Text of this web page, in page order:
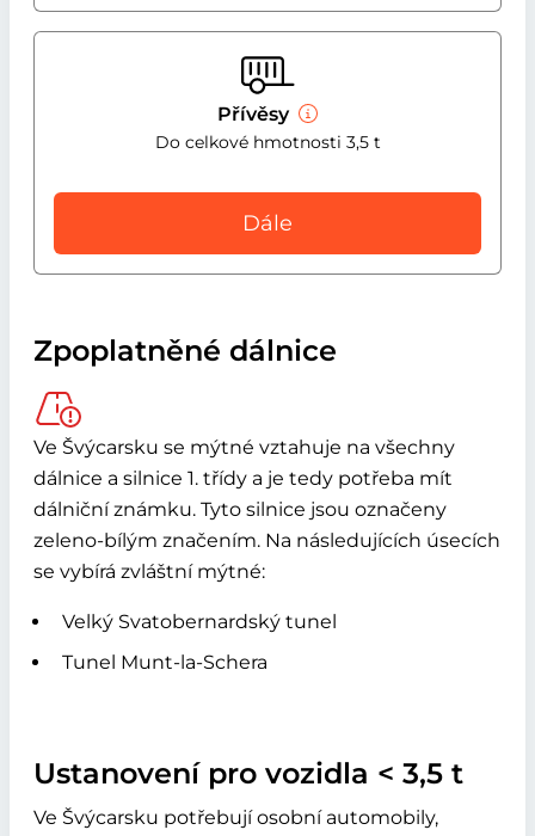
Přívěsy
Do celkové hmotnosti 3,5 t
Dále
Zpoplatněné dálnice
Ve Švýcarsku se mýtné vztahuje na všechny
dálnice a silnice 1. třídy a je tedy potřeba mít
dálniční známku. Tyto silnice jsou označeny
zeleno-bílým značením. Na následujících úsecích
se vybírá zvláštní mýtné:
Velký Svatobernardský tunel
Tunel Munt-la-Schera
Ustanovení pro vozidla < 3,5 t
Ve Švýcarsku potřebují osobní automobily,